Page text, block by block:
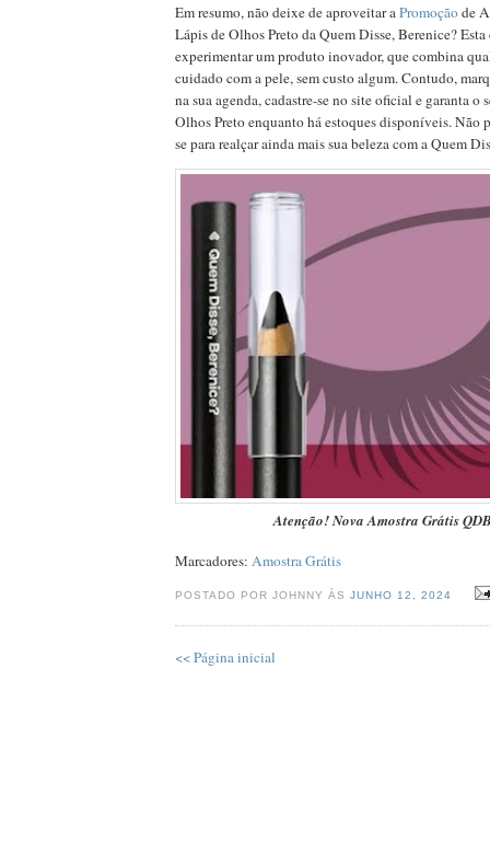
Em resumo, não deixe de aproveitar aPromoçãode
Lápis de Olhos Preto da Quem Disse, Berenice? Esta
experimentar um produto inovador, que combina
cuidado com a pele, sem custo algum. Contudo,
na sua agenda, cadastre-se no site oficial e garanta
Olhos Preto enquanto há estoques disponíveis. Não
se para realçar ainda mais sua beleza com a Quem
Atenção! Nova Amostra Grátis
Marcadores: Amostra Grátis
POSTADO POR JOHNNY ÀSJUNHO 12, 2024
<< Página inicial